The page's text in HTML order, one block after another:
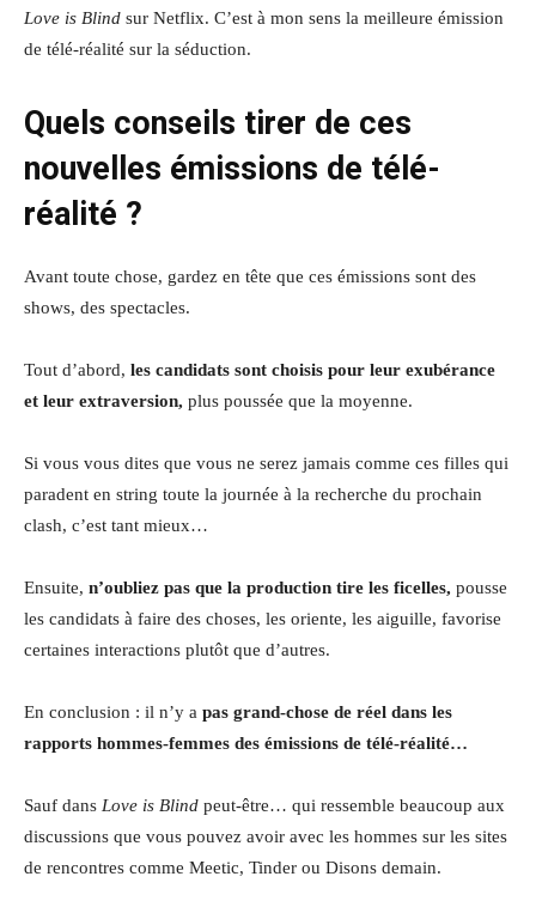
Love is Blind sur Netflix. C’est à mon sens la meilleure émission
de télé-réalité sur la séduction.
Quels conseils tirer de ces
nouvelles émissions de télé-
réalité ?
Avant toute chose, gardez en tête que ces émissions sont des
shows, des spectacles.
Tout d’abord, les candidats sont choisis pour leur exubérance
et leur extraversion, plus poussée que la moyenne.
Si vous vous dites que vous ne serez jamais comme ces filles qui
paradent en string toute la journée à la recherche du prochain
clash, c’est tant mieux…
Ensuite, n’oubliez pas que la production tire les ficelles, pousse
les candidats à faire des choses, les oriente, les aiguille, favorise
certaines interactions plutôt que d’autres.
En conclusion : il n’y a pas grand-chose de réel dans les
rapports hommes-femmes des émissions de télé-réalité…
Sauf dans Love is Blind peut-être… qui ressemble beaucoup aux
discussions que vous pouvez avoir avec les hommes sur les sites
de rencontres comme Meetic, Tinder ou Disons demain.